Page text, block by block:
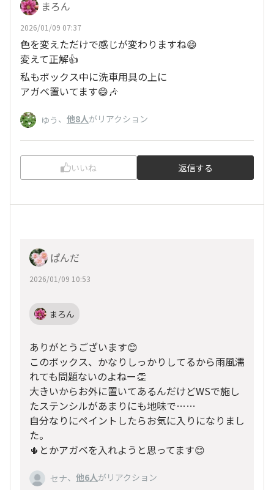
まろん
2026/01/09 07:37
色を変えただけで感じが変わりますね😄
変えて正解👍
私もボックス中に洗車用具の上に
アガベ置いてます😄🎶
ゆう 、 他8人がリアクション
いいね 返信する
ぱんだ
2026/01/09 10:53
まろん
ありがとうございます😊
このボックス、かなりしっかりしてるから雨風濡
れても問題ないのよねー👏
大きいからお外に置いてあるんだけどWSで施し
たステンシルがあまりにも地味で……
自分なりにペイントしたらお気に入りになりまし
た。
🌵とかアガベを入れようと思ってます😊
セナ、 他6人がリアクション